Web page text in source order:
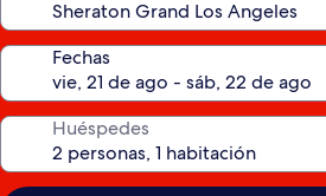
Fechas
Huéspedes